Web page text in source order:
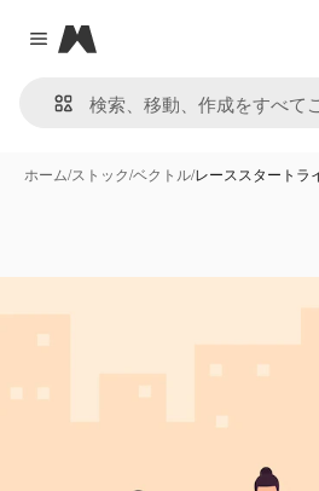
Close menu
Magnific
ホーム/ストック/ベクトル/レーススタートラ